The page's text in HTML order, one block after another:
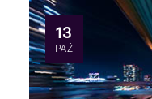
13
PAŹ